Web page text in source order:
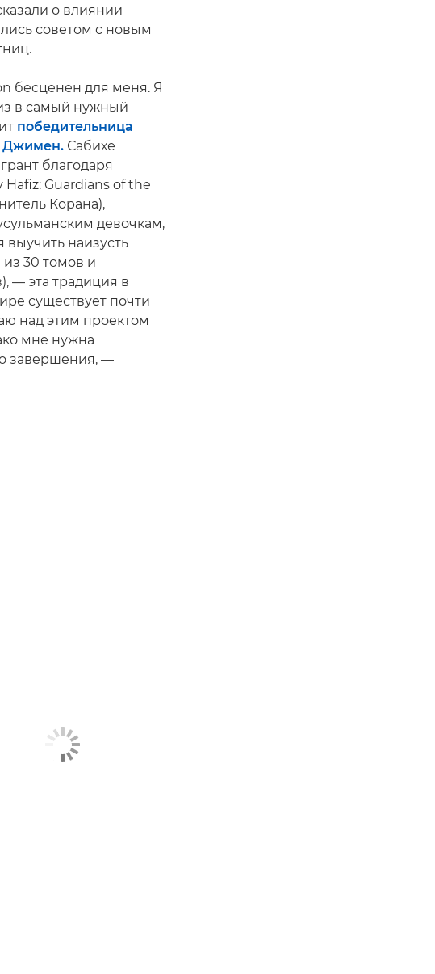
о влиянии
советом с новым
бесценен для меня. Я
в самый нужный
победительница
Джимен. Сабихе
благодаря
Guardians of the
Корана),
девочкам,
выучить наизусть
30 томов и
— эта традиция в
существует почти
над этим проектом
мне нужна
завершения, —